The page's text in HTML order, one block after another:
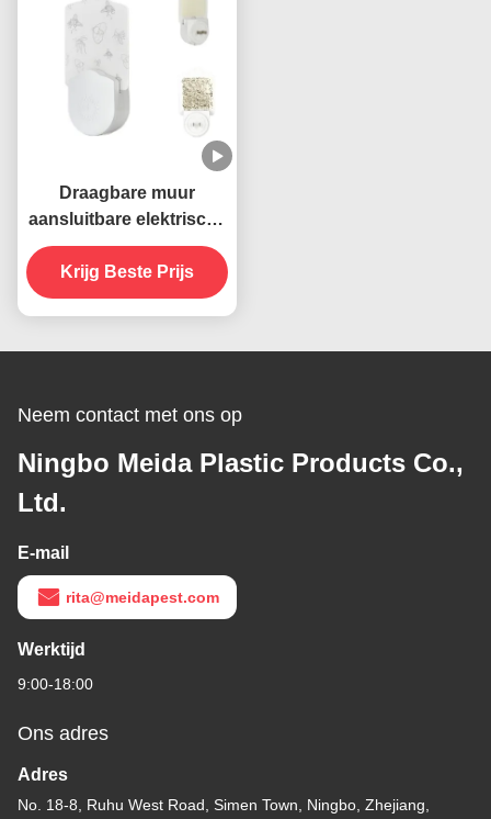
Draagbare muur
aansluitbare elektrische
395 NM UV muggen
doden lamp vliegende
insecten vanger
Krijg Beste Prijs
Neem contact met ons op
Ningbo Meida Plastic Products Co.,
Ltd.
E-mail
rita@meidapest.com
Werktijd
9:00-18:00
Ons adres
Adres
No. 18-8, Ruhu West Road, Simen Town, Ningbo, Zhejiang,